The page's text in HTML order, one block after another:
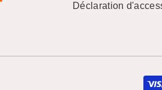
Déclaration